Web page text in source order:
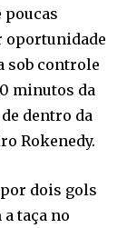
poucas
oportunidade
sob controle
minutos da
dentro da
Rokenedy.
por dois gols
taça no